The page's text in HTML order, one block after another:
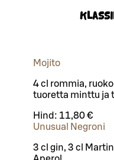
Mojito
4 cl rommia,
tuoretta minttu ja
Hind: 11,80 €
Unusual Negroni
3 cl gin, 3 cl